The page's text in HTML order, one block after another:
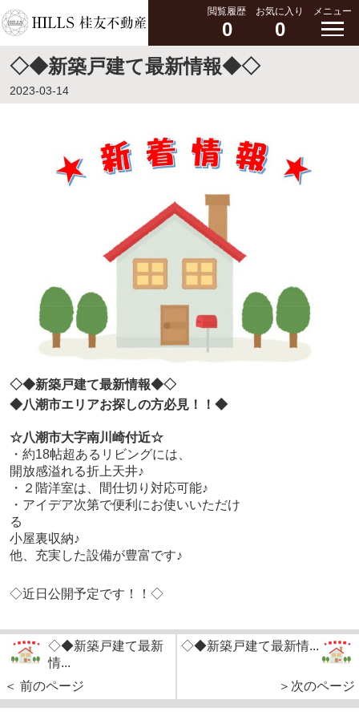
閲覧履歴
0
お気に入り
0
メニュー
◇◆新築戸建て最新情報◆◇
2023-03-14
◇◆新築戸建て最新情報◆◇
◆八潮市エリアお探しの方必見！！◆
☆八潮市大字南川崎付近☆
・約18帖超あるリビングには、
開放感溢れる折上天井♪
・２階洋室は、間仕切り対応可能♪
・アイデア次第で便利にお使いいただけ
る
小屋裏収納♪
他、充実した設備が豊富です♪
◇近日公開予定です！！◇
◇◆新築戸建て最新
情...
＜ 前のページ
◇◆新築戸建て最新情...
＞次のページ